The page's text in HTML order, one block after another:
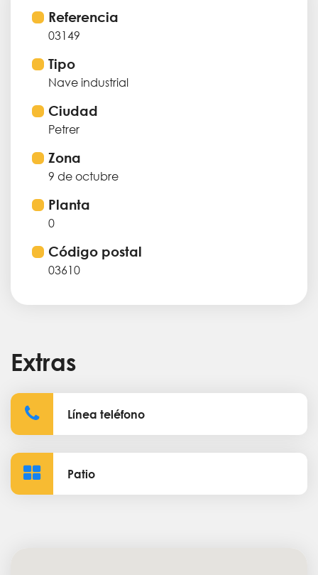
Referencia
03149
Tipo
Nave industrial
Ciudad
Petrer
Zona
9 de octubre
Planta
0
Código postal
03610
Extras
Línea teléfono
Patio